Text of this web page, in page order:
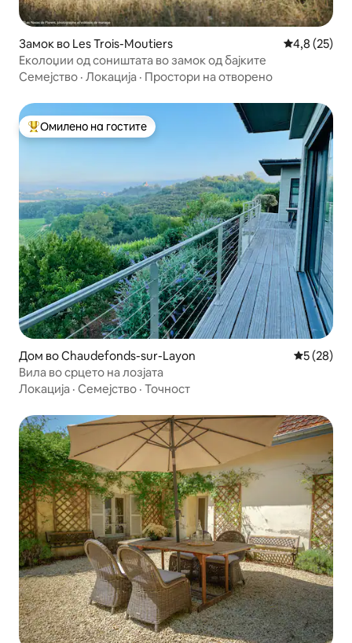
Замок во Les Trois-Moutiers Просечна
4,8 (25)
Еколоџии од соништата во замок од бајките
Семејство · Локација · Простори на отворено
Меѓу најуспешните „Омилени на гостите“
Омилено на гостите
Дом во Chaudefonds-sur-Layon Просечна
5 (28)
Вила во срцето на лозјата
Локација · Семејство · Точност